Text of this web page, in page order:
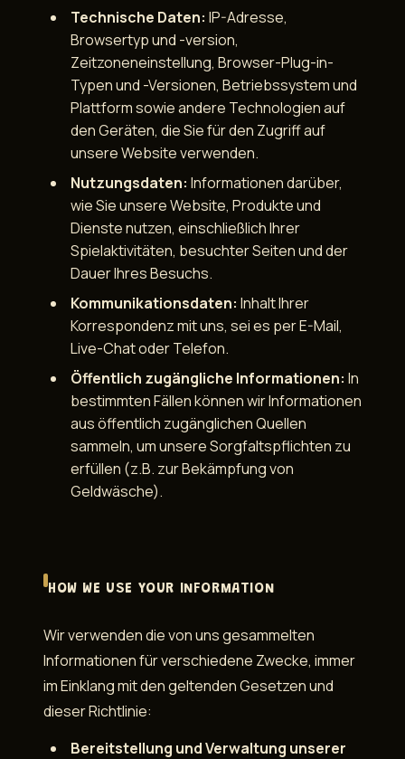
Technische Daten: IP-Adresse,
Browsertyp und -version,
Zeitzoneneinstellung, Browser-Plug-in-
Typen und -Versionen, Betriebssystem und
Plattform sowie andere Technologien auf
den Geräten, die Sie für den Zugriff auf
unsere Website verwenden.
Nutzungsdaten: Informationen darüber,
wie Sie unsere Website, Produkte und
Dienste nutzen, einschließlich Ihrer
Spielaktivitäten, besuchter Seiten und der
Dauer Ihres Besuchs.
Kommunikationsdaten: Inhalt Ihrer
Korrespondenz mit uns, sei es per E-Mail,
Live-Chat oder Telefon.
Öffentlich zugängliche Informationen: In
bestimmten Fällen können wir Informationen
aus öffentlich zugänglichen Quellen
sammeln, um unsere Sorgfaltspflichten zu
erfüllen (z.B. zur Bekämpfung von
Geldwäsche).
HOW WE USE YOUR INFORMATION
Wir verwenden die von uns gesammelten
Informationen für verschiedene Zwecke, immer
im Einklang mit den geltenden Gesetzen und
dieser Richtlinie:
Bereitstellung und Verwaltung unserer